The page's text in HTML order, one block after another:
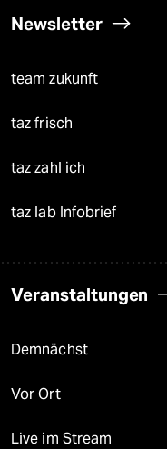
Newsletter
team zukunft
taz frisch
taz zahl ich
taz lab Infobrief
Veranstaltungen
Demnächst
Vor Ort
Live im Stream